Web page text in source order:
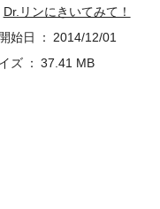
Dr.リンにきいてみて！
始日
2014/12/01
ズ
37.41 MB